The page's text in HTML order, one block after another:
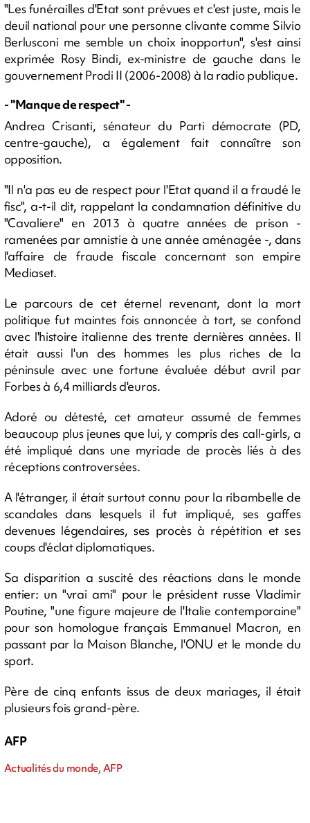
"Les funérailles d'Etat sont prévues et c'est juste, mais le
deuil national pour une personne clivante comme Silvio
Berlusconi me semble un choix inopportun", s'est ainsi
exprimée Rosy Bindi, ex-ministre de gauche dans le
gouvernement Prodi II (2006-2008) à la radio publique.
- "Manque de respect" -
Andrea Crisanti, sénateur du Parti démocrate (PD,
centre-gauche), a également fait connaître son
opposition.
"Il n'a pas eu de respect pour l'Etat quand il a fraudé le
fisc", a-t-il dit, rappelant la condamnation définitive du
"Cavaliere" en 2013 à quatre années de prison -
ramenées par amnistie à une année aménagée -, dans
l'affaire de fraude fiscale concernant son empire
Mediaset.
Le parcours de cet éternel revenant, dont la mort
politique fut maintes fois annoncée à tort, se confond
avec l'histoire italienne des trente dernières années. Il
était aussi l'un des hommes les plus riches de la
péninsule avec une fortune évaluée début avril par
Forbes à 6,4 milliards d'euros.
Adoré ou détesté, cet amateur assumé de femmes
beaucoup plus jeunes que lui, y compris des call-girls, a
été impliqué dans une myriade de procès liés à des
réceptions controversées.
A l'étranger, il était surtout connu pour la ribambelle de
scandales dans lesquels il fut impliqué, ses gaffes
devenues légendaires, ses procès à répétition et ses
coups d'éclat diplomatiques.
Sa disparition a suscité des réactions dans le monde
entier: un "vrai ami" pour le président russe Vladimir
Poutine, "une figure majeure de l'Italie contemporaine"
pour son homologue français Emmanuel Macron, en
passant par la Maison Blanche, l'ONU et le monde du
sport.
Père de cinq enfants issus de deux mariages, il était
plusieurs fois grand-père.
AFP
Actualités du monde, AFP